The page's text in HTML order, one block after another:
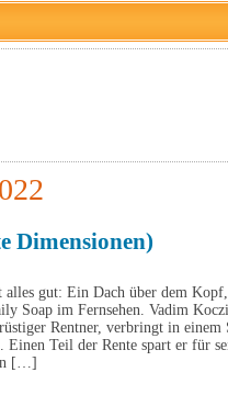
Dimensionen)
gut: Ein Dach über dem
Soap im Fernsehen. Vadim
Rentner, verbringt in
Einen Teil der Rente spart er für
[…]